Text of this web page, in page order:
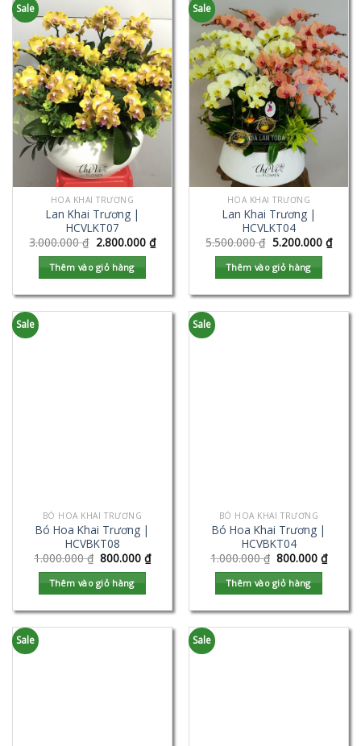
Sale
HOA KHAI TRƯƠNG
Lan Khai Trương |
HCVLKT07
3.000.000₫ 2.800.000 ₫
Thêm vào giỏ hàng
Sale
HOA KHAI TRƯƠNG
Lan Khai Trương |
HCVLKT04
5.500.000₫ 5.200.000 ₫
Thêm vào giỏ hàng
Sale
BÓ HOA KHAI TRƯƠNG
Bó Hoa Khai Trương |
HCVBKT08
1.000.000₫ 800.000₫
Thêm vào giỏ hàng
Sale
BÓ HOA KHAI TRƯƠNG
Bó Hoa Khai Trương |
HCVBKT04
1.000.000₫ 800.000₫
Thêm vào giỏ hàng
Sale Sale